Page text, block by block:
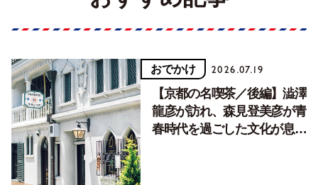
おでかけ 2026.07.19
【京都の名喫茶／後編】澁澤
龍彦が訪れ、森見登美彦が青
春時代を過ごした文化が息づ